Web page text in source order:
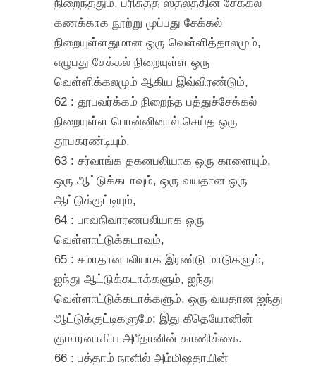
கணக்காக நூற்று முப்பது சேக்கல்
நிறையுள்ளதுமான ஒரு வெள்ளித்தாலமும்,
எழுபது சேக்கல் நிறையுள்ள ஒரு
வெள்ளிக்கலமும் ஆகிய இவ்விரண்டும்,
62 : தூபவர்க்கம் நிறைந்த பத்துச்சேக்கல்
நிறையுள்ள பொன்னினால் செய்த ஒரு
தூபகரண்டியும்,
63 : சர்வாங்க தகனபலியாக ஒரு காளையும்,
ஒரு ஆட்டுக்கடாவும், ஒரு வயதான ஒரு
ஆட்டுக்குட்டியும்,
64 : பாவநிவாரணபலியாக ஒரு
வெள்ளாட்டுக்கடாவும்,
65 : சமாதானபலியாக இரண்டு மாடுகளும்,
ஐந்து ஆட்டுக்கடாக்களும், ஐந்து
வெள்ளாட்டுக்கடாக்களும், ஒரு வயதான ஐந்து
ஆட்டுக்குட்டிகளுமே; இது கீதெயோனின்
குமாரனாகிய அபீதானின் காணிக்கை.
66 : பத்தாம் நாளில் அம்மிஷதாயின்